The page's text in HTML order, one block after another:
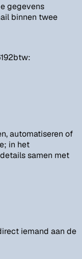
gegevens
binnen twee
btw:
automatiseren of
in het
samen met
iemand aan de